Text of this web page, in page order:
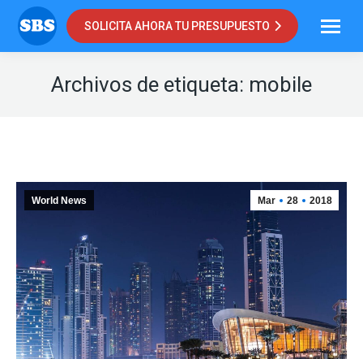
SOLICITA AHORA TU PRESUPUESTO
Archivos de etiqueta: mobile
Mar 28 2018
World News